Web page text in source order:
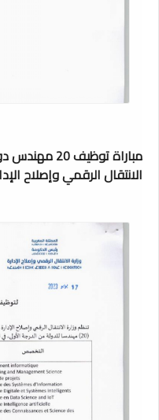
مباراة توظيف
الانتقال الرقمي وإصلاح